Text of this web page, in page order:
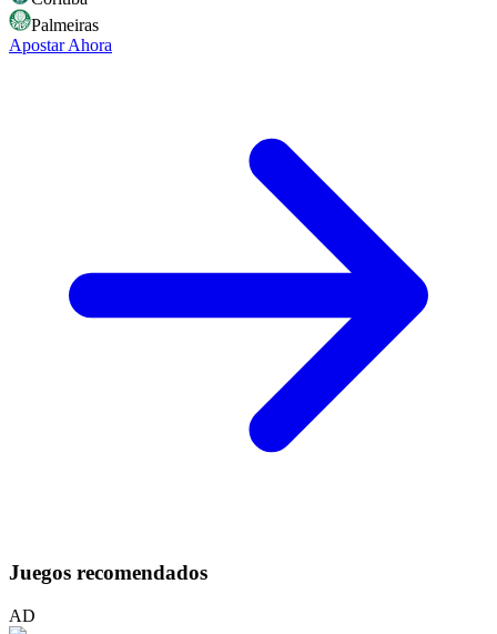
Palmeiras
Apostar Ahora
Juegos recomendados
AD